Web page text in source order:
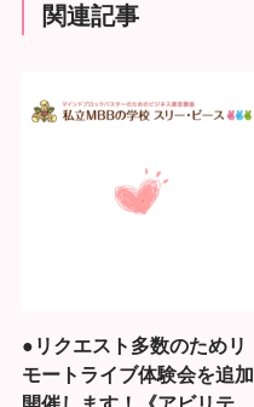
関連記事
●リクエスト多数のためリ
モートライブ体験会を追加